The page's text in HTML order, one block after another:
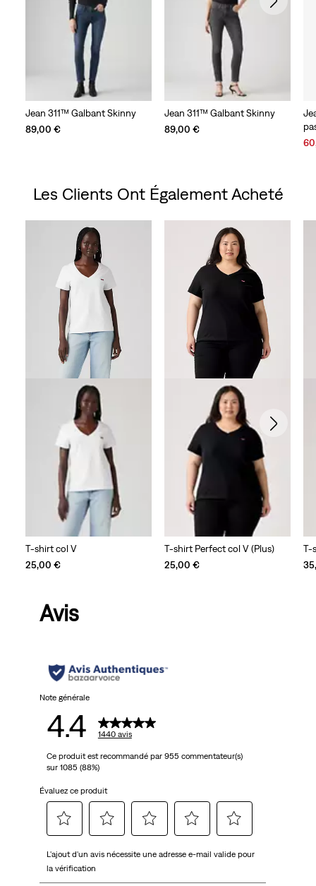
Jean 311™ Galbant Skinny
89,00 €
Jean 311™ Galbant Skinny
89,00 €
Les Clients Ont Également Acheté
T-shirt col V
25,00 €
T-shirt Perfect col V (Plus)
25,00 €
T-
Avis
Note générale
4.4 1440 avis
Ce produit est recommandé par 955 commentateur(s)
sur 1085 (88%)
Évaluez ce produit
pour
attribuer
pour
attribuer
pour
pour
pour
L'ajout d'un avis nécessite une adresse e-mail valide pour
la vérification